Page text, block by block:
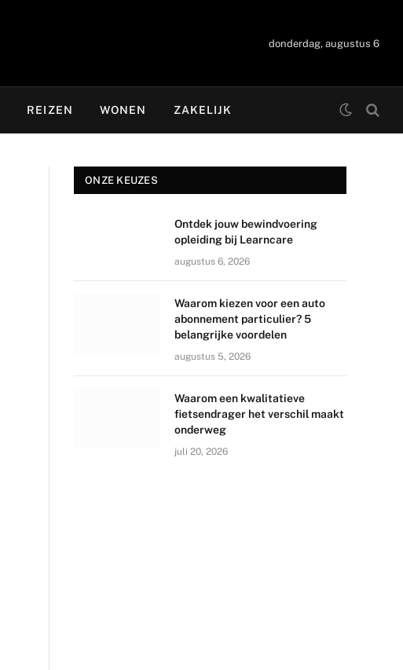
donderdag, augustus 6
REIZEN WONEN ZAKELIJK
ONZE KEUZES
Ontdek jouw bewindvoering
opleiding bij Learncare
augustus 6, 2026
Waarom kiezen voor een auto
abonnement particulier? 5
belangrijke voordelen
augustus 5, 2026
Waarom een kwalitatieve
fietsendrager het verschil maakt
onderweg
juli 20, 2026